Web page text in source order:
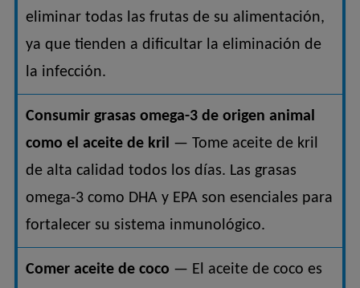
eliminar todas las frutas de su alimentación,
ya que tienden a dificultar la eliminación de
la infección.
Consumir grasas omega-3 de origen animal
como el aceite de kril — Tome aceite de kril
de alta calidad todos los días. Las grasas
omega-3 como DHA y EPA son esenciales para
fortalecer su sistema inmunológico.
Comer aceite de coco — El aceite de coco es